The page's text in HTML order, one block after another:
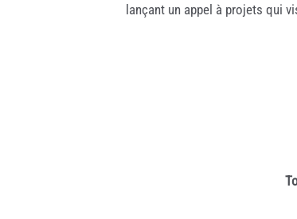
lançant un appel à projets qui